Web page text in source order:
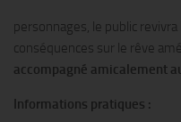
personnages, le public
conséquences sur le rêve
accompagné amicalement
Informations pratiques :